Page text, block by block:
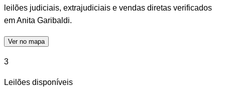
leilões judiciais, extrajudiciais e vendas diretas verificados
em Anita Garibaldi.
Ver no mapa
3
Leilões disponíveis